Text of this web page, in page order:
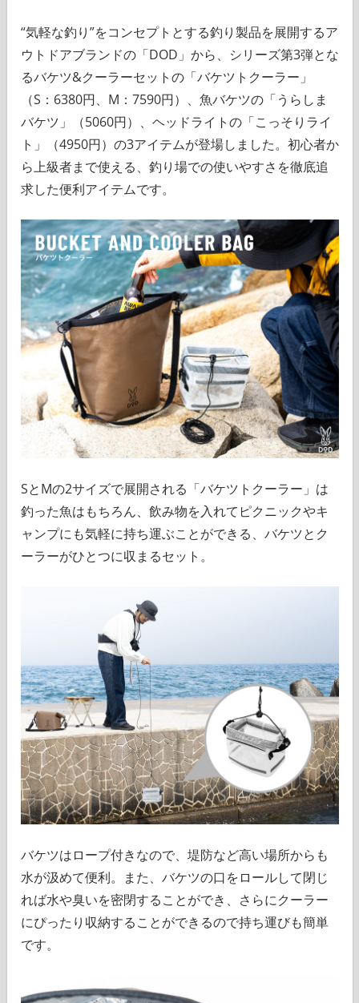
“気軽な釣り”をコンセプトとする釣り製品を展開するア
ウトドアブランドの「DOD」から、シリーズ第3弾とな
るバケツ&クーラーセットの「バケツトクーラー」
（S：6380円、M：7590円）、魚バケツの「うらしま
バケツ」（5060円）、ヘッドライトの「こっそりライ
ト」（4950円）の3アイテムが登場しました。初心者か
ら上級者まで使える、釣り場での使いやすさを徹底追
求した便利アイテムです。
SとMの2サイズで展開される「バケツトクーラー」は
釣った魚はもちろん、飲み物を入れてピクニックやキ
ャンプにも気軽に持ち運ぶことができる、バケツとク
ーラーがひとつに収まるセット。
バケツはロープ付きなので、堤防など高い場所からも
水が汲めて便利。また、バケツの口をロールして閉じ
れば水や臭いを密閉することができ、さらにクーラー
にぴったり収納することができるので持ち運びも簡単
です。